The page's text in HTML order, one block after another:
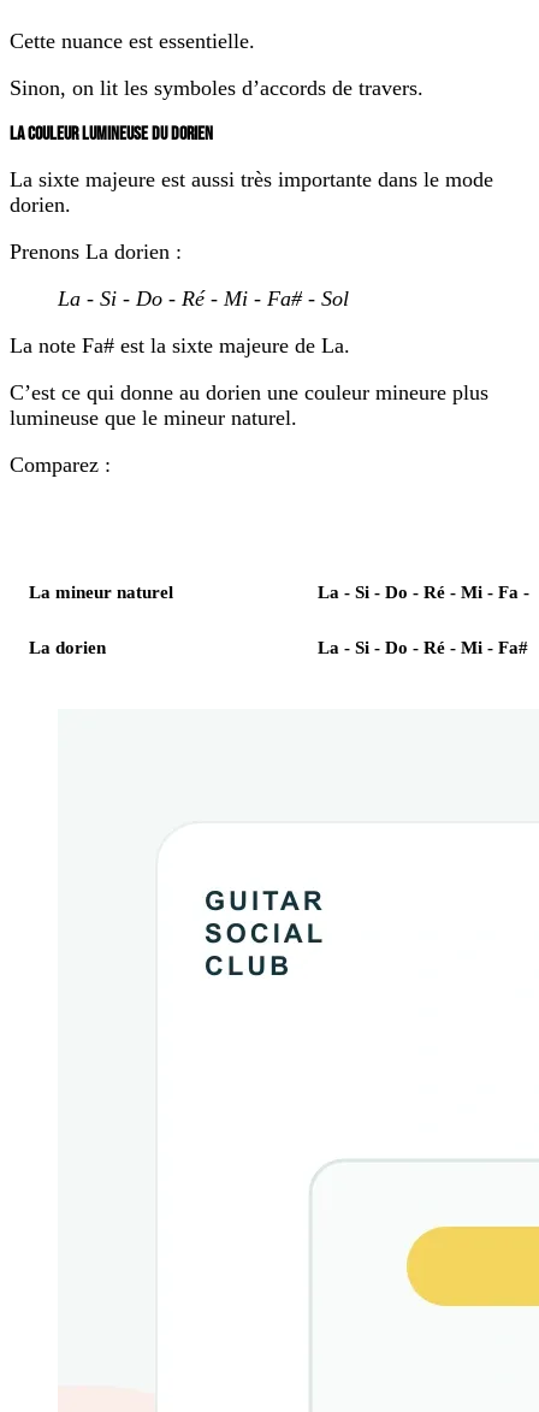
Cette nuance est essentielle.
Sinon, on lit les symboles d’accords de travers.
LA COULEUR LUMINEUSE DU DORIEN
La sixte majeure est aussi très importante dans le mode
dorien.
Prenons La dorien :
La - Si - Do - Ré - Mi - Fa# - Sol
La note Fa# est la sixte majeure de La.
C’est ce qui donne au dorien une couleur mineure plus
lumineuse que le mineur naturel.
Comparez :
La mineur naturel La - Si - Do - Ré - Mi - Fa -
La dorien La - Si - Do - Ré - Mi - Fa#